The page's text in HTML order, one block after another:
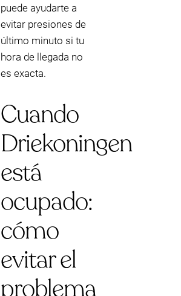
puede ayudarte a
evitar presiones de
último minuto si tu
hora de llegada no
es exacta.
Cuando
Driekoningen
está
ocupado:
cómo
evitar el
problema